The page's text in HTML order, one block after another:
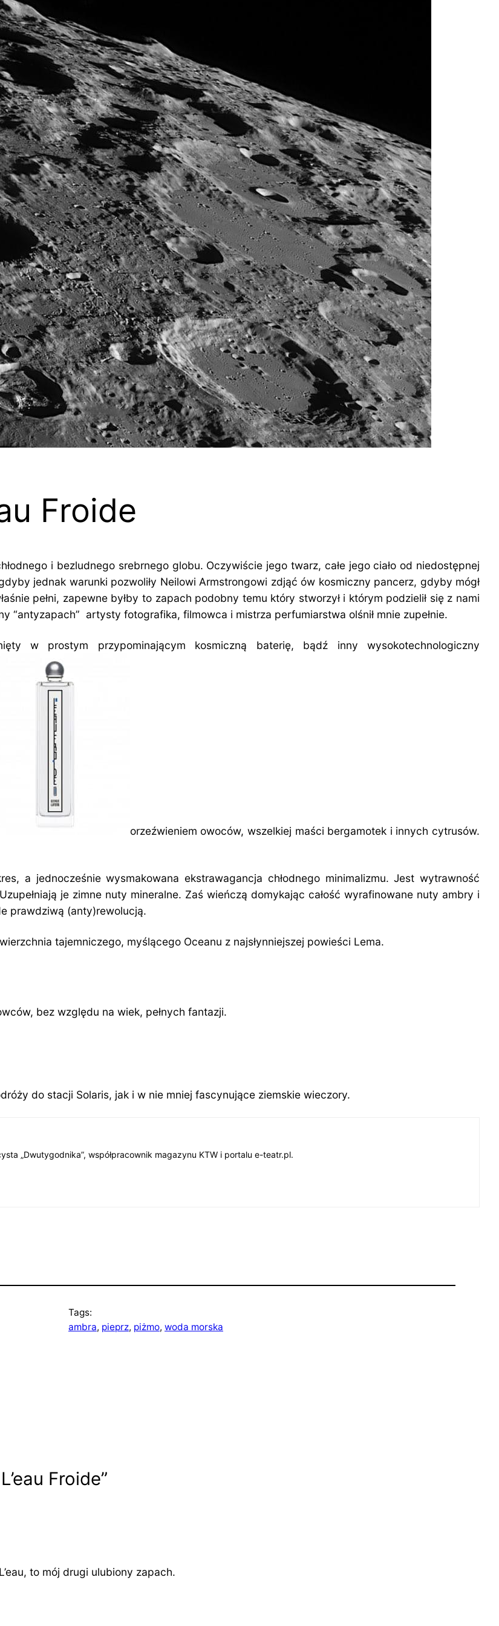
Froide
i bezludnego srebrnego globu. Oczywiście jego twarz, całe jego ciało od niedostępnej
jednak warunki pozwoliły Neilowi Armstrongowi zdjąć ów kosmiczny pancerz, gdyby mógł
pełni, zapewne byłby to zapach podobny temu który stworzył i którym podzielił się z nami
“antyzapach” artysty fotografika, filmowca i mistrza perfumiarstwa olśnił mnie zupełnie.
w prostym przypominającym kosmiczną baterię, bądź inny wysokotechnologiczny
orzeźwieniem owoców, wszelkiej maści bergamotek i innych cytrusów.
a jednocześnie wysmakowana ekstrawagancja chłodnego minimalizmu. Jest wytrawność
je zimne nuty mineralne. Zaś wieńczą domykając całość wyrafinowane nuty ambry i
prawdziwą (anty)rewolucją.
tajemniczego, myślącego Oceanu z najsłynniejszej powieści Lema.
bez względu na wiek, pełnych fantazji.
do stacji Solaris, jak i w nie mniej fascynujące ziemskie wieczory.
„Dwutygodnika”, współpracownik magazynu KTW i portalu e-teatr.pl.
Tags:
ambra, pieprz, piżmo, woda morska
Froide”
to mój drugi ulubiony zapach.